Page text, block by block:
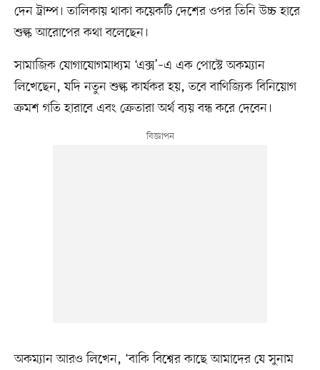
দেন ট্রাম্প। তালিকায় থাকা কয়েকটি দেশের ওপর তিনি উচ্চ হারে
শুল্ক আরোপের কথা বলেছেন।
সামাজিক যোগাযোগমাধ্যম ‘এক্স’–এ এক পোস্টে অকম্যান
লিখেছেন, যদি নতুন শুল্ক কার্যকর হয়, তবে বাণিজ্যিক বিনিয়োগ
ক্রমশ গতি হারাবে এবং ক্রেতারা অর্থ ব্যয় বন্ধ করে দেবেন।
অকম্যান আরও লিখেন, ‘বাকি বিশ্বের কাছে আমাদের যে সুনাম